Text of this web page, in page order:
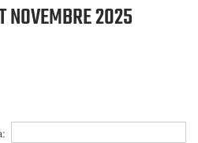
NOVEMBRE 2025